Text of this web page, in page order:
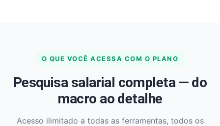
O QUE VOCÊ ACESSA COM O PLANO
Pesquisa salarial completa — do
macro ao detalhe
Acesso ilimitado a todas as ferramentas, todos os